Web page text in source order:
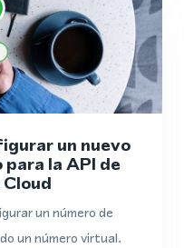
un nuevo
la API de
un número de
un número virtual.